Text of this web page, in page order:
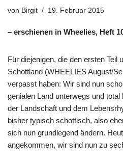
von Birgit 19. Februar 2015
– erschienen in Wheelies, Heft
Für diejenigen, die den ersten Teil
Schottland (WHEELIES August/
verpasst haben: Wir sind nun
genialen Land unterwegs und
der Landschaft und dem
bisher typisch schottisch, also
sich nun grundlegend ändern.
angekommen, wir sind nun zu